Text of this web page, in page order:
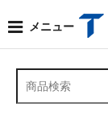
メニュー